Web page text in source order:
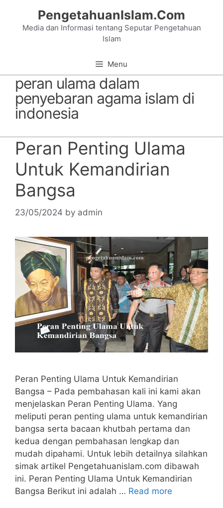
content
PengetahuanIslam.Com
Media dan Informasi tentang Seputar Pengetahuan
Islam
Menu
peran ulama dalam
penyebaran agama islam di
indonesia
Peran Penting Ulama
Untuk Kemandirian
Bangsa
23/05/2024 by admin
Peran Penting Ulama Untuk Kemandirian
Bangsa – Pada pembahasan kali ini kami akan
menjelaskan Peran Penting Ulama. Yang
meliputi peran penting ulama untuk kemandirian
bangsa serta bacaan khutbah pertama dan
kedua dengan pembahasan lengkap dan
mudah dipahami. Untuk lebih detailnya silahkan
simak artikel Pengetahuanislam.com dibawah
ini. Peran Penting Ulama Untuk Kemandirian
Bangsa Berikut ini adalah … Read more